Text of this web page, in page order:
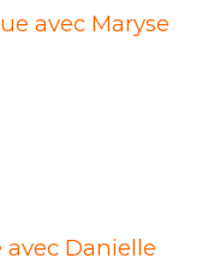
Maryse
Danielle